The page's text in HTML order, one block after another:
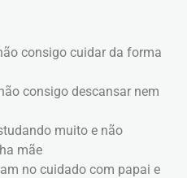
consigo cuidar da forma
consigo descansar nem
muito e não
mãe
no cuidado com papai e